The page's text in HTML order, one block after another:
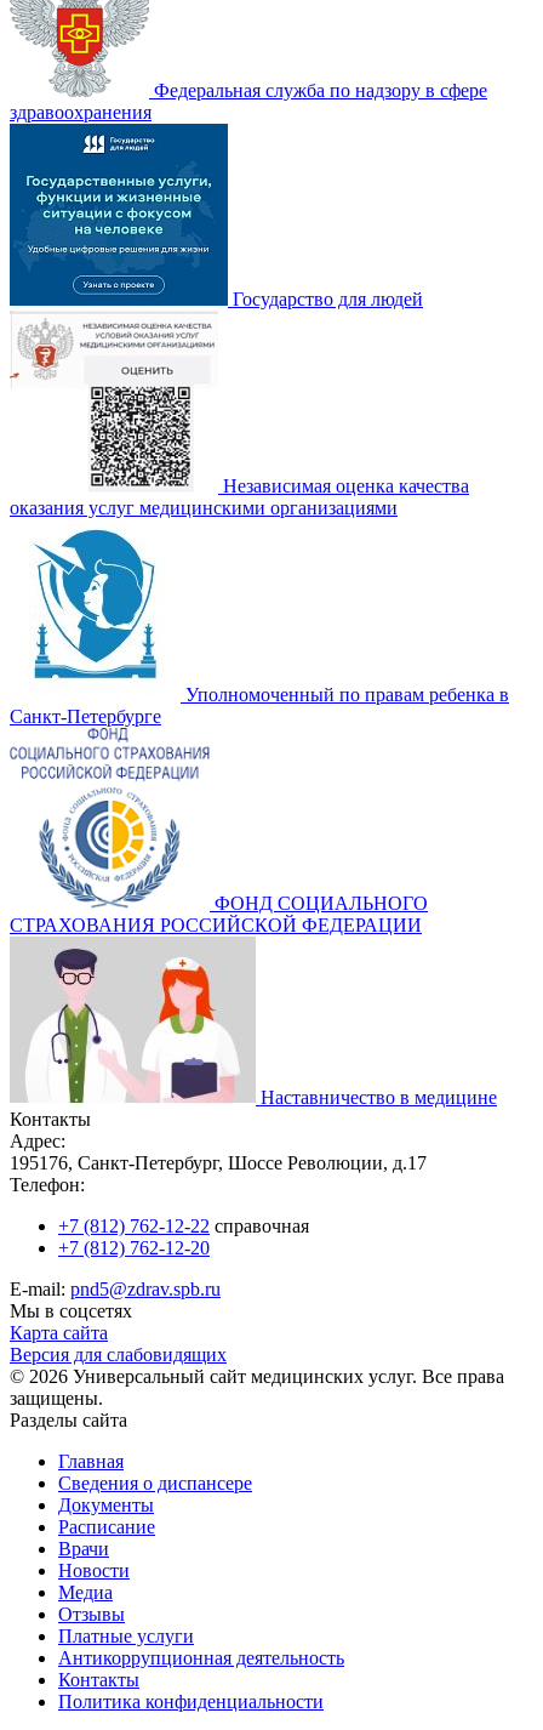
Федеральная служба по надзору в сфере
здравоохранения
Государство для людей
Независимая оценка качества
оказания услуг медицинскими организациями
Уполномоченный по правам ребенка в
Санкт-Петербурге
ФОНД СОЦИАЛЬНОГО
СТРАХОВАНИЯ РОССИЙСКОЙ ФЕДЕРАЦИИ
Наставничество в медицине
Контакты
Адрес:
195176, Санкт-Петербург, Шоссе Революции, д.17
Телефон:
+7 (812) 762-12-22 справочная
+7 (812) 762-12-20
E-mail: pnd5@zdrav.spb.ru
Мы в соцсетях
Карта сайта
Версия для слабовидящих
© 2026 Универсальный сайт медицинских услуг. Все права
защищены.
Разделы сайта
Главная
Сведения о диспансере
Документы
Расписание
Врачи
Новости
Медиа
Отзывы
Платные услуги
Антикоррупционная деятельность
Контакты
Политика конфиденциальности